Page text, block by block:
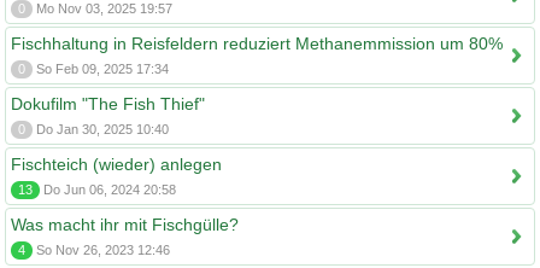
0 Mo Nov 03, 2025 19:57
Fischhaltung in Reisfeldern reduziert Methanemmission um 80%
0 So Feb 09, 2025 17:34
Dokufilm "The Fish Thief"
0 Do Jan 30, 2025 10:40
Fischteich (wieder) anlegen
13 Do Jun 06, 2024 20:58
Was macht ihr mit Fischgülle?
4 So Nov 26, 2023 12:46